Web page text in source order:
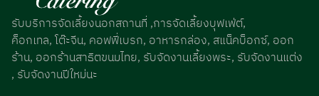
รับบริการจัดเลี้ยงนอกสถานที่ ,การจัดเลี้ยงบุฟเฟ่ต์,
ค็อกเทล, โต๊ะจีน, คอฟฟี่เบรก, อาหารกล่อง, สแน็คบ็อกซ์, ออก
ร้าน, ออกร้านสาธิตขนมไทย, รับจัดงานเลี้ยงพระ, รับจัดงานแต่ง
, รับจัดงานปีใหม่นะ